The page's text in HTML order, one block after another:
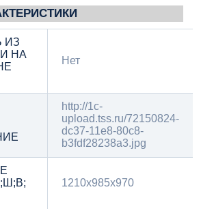
ИЗ
НА
Нет
http://1c-
upload.tss.ru/72150824-
dc37-11e8-80c8-
b3fdf28238a3.jpg
1210х985х970